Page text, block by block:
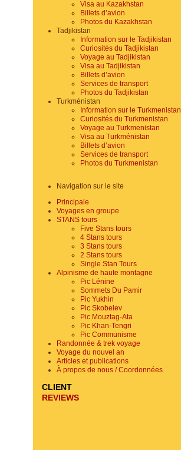
Visa au Kazakhstan
Billets d’avion
Photos du Kazakhstan
Tadjikistan
Information sur le Tadjikistan
Curiosités du Tadjikistan
Voyage au Tadjikistan
Visa au Tadjikistan
Billets d’avion
Services de transport
Photos du Tadjikistan
Turkménistan
Information sur le Turkmenistan
Curiosités du Turkmenistan
Voyage au Turkmenistan
Visa au Turkménistan
Billets d’avion
Services de transport
Photos du Turkmenistan
Navigation sur le site
Principale
Voyages en groupe
STANS tours
Five Stans tours
4 Stans tours
3 Stans tours
2 Stans tours
Single Stan Tours
Alpinisme de haute montagne
Pic Lénine
Sommets Du Pamir
Pic Yukhin
Pic Skobelev
Pic Mouztag-Ata
Pic Khan-Tengri
Pic Communisme
Randonnée & trek voyage
Voyage du nouvel an
Articles et publications
À propos de nous / Coordonnées
CLIENT
REVIEWS